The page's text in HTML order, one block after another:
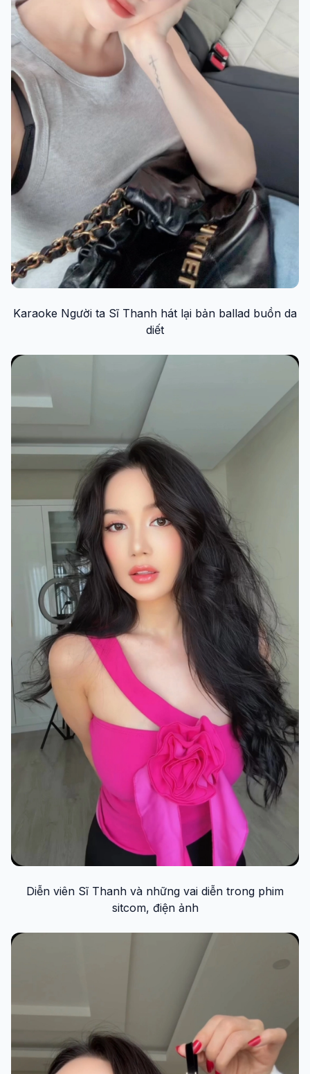
Karaoke Người ta Sĩ Thanh hát lại bản ballad buồn da
diết
Diễn viên Sĩ Thanh và những vai diễn trong phim
sitcom, điện ảnh